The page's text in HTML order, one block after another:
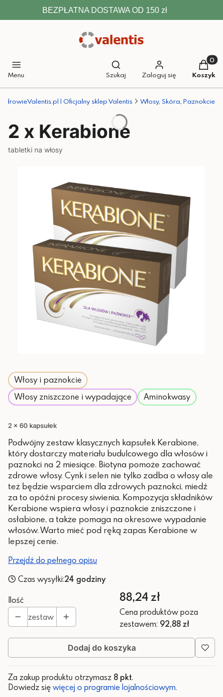
BEZPŁATNA DOSTAWA OD 150 zł
Menu
Otwórz wyszukiwarkę
Szukaj Zaloguj się Koszyk
ZdrowieValentis.pl | Oficjalny sklep Valentis Włosy, Skóra, Paznokcie
2 x Kerabione
tabletki na włosy
Włosy i paznokcie
Włosy zniszczone i wypadające
Aminokwasy
2 x 60 kapsułek
Podwójny zestaw klasycznych kapsułek Kerabione,
który dostarczy materiału budulcowego dla włosów i
paznokci na 2 miesiące. Biotyna pomoże zachować
zdrowe włosy. Cynk i selen nie tylko zadba o włosy ale
też będzie wsparciem dla zdrowych paznokci, miedź
za to opóźni procesy siwienia. Kompozycja składników
Kerabione wspiera włosy i paznokcie zniszczone i
osłabione, a także pomaga na okresowe wypadanie
włosów. Warto mieć pod ręką zapas Kerabione w
lepszej cenie.
Przejdź do pełnego opisu
Czas wysyłki:24 godziny
Ilość
zestaw
Cena
88,24 zł
Cena produktów poza
zestawem: 92,88 zł
Dodaj do koszyka
Za zakup produktu otrzymasz 8 pkt.
Dowiedz się więcej o programie lojalnościowym.